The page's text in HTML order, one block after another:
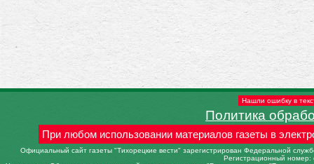
Нашли ошибку в
Политика
При любом использовании материалов газеты в
Официальный сайт газеты "Тихорецкие вести" зарегистрирован Федеральной
Регистрационный